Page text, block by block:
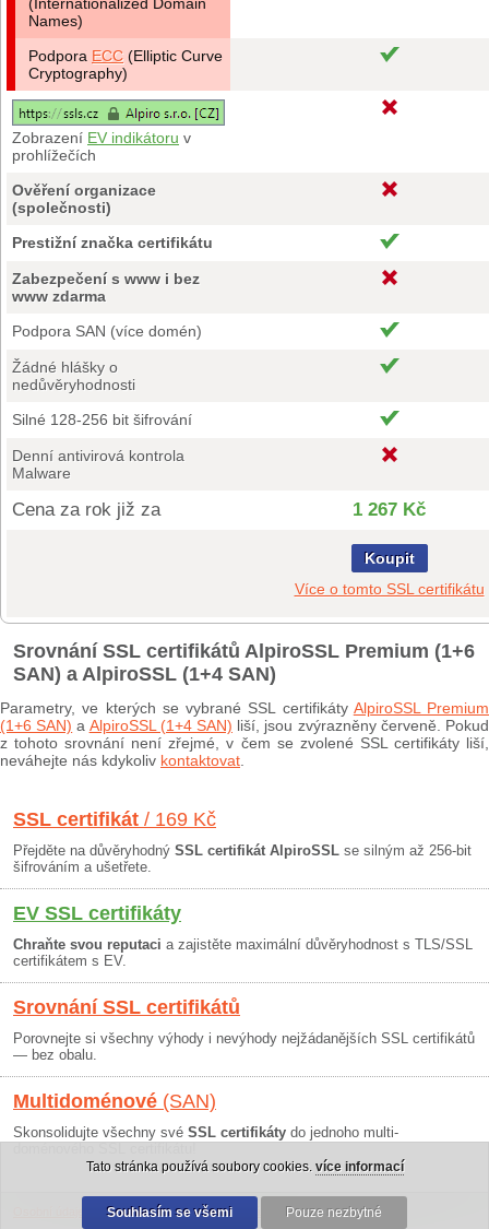
Names)
Podpora ECC (Elliptic Curve
Cryptography)
Zobrazení EV indikátoru v
prohlížečích
Ověření organizace
(společnosti)
Prestižní značka certifikátu
Zabezpečení s www i bez
www zdarma
Podpora SAN (více domén)
Žádné hlášky o
nedůvěryhodnosti
Silné 128-256 bit šifrování
Denní antivirová kontrola
Malware
Cena za rok již za 1 267 Kč
Koupit
Více o tomto SSL certifikátu
Srovnání SSL certifikátů AlpiroSSL Premium (1+6
SAN) a AlpiroSSL (1+4 SAN)
Parametry, ve kterých se vybrané SSL certifikáty AlpiroSSL Premium
(1+6 SAN) a AlpiroSSL (1+4 SAN) liší, jsou zvýrazněny červeně. Pokud
z tohoto srovnání není zřejmé, v čem se zvolené SSL certifikáty liší,
neváhejte nás kdykoliv kontaktovat
SSL certifikát / 169 Kč
Přejděte na důvěryhodný SSL certifikát AlpiroSSL se silným až 256-bit
šifrováním a ušetřete.
EV SSL certifikáty
Chraňte svou reputaci a zajistěte maximální důvěryhodnost s TLS/SSL
certifikátem s EV.
Srovnání SSL certifikátů
Porovnejte si všechny výhody i nevýhody nejžádanějších SSL certifikátů
— bez obalu.
Multidoménové (SAN)
Skonsolidujte všechny své SSL certifikáty do jednoho multi-
Obchodní podmínky|30 dní záruka
Tato stránka používá soubory cookies. více informací
Souhlasím se všemi Pouze nezbytné